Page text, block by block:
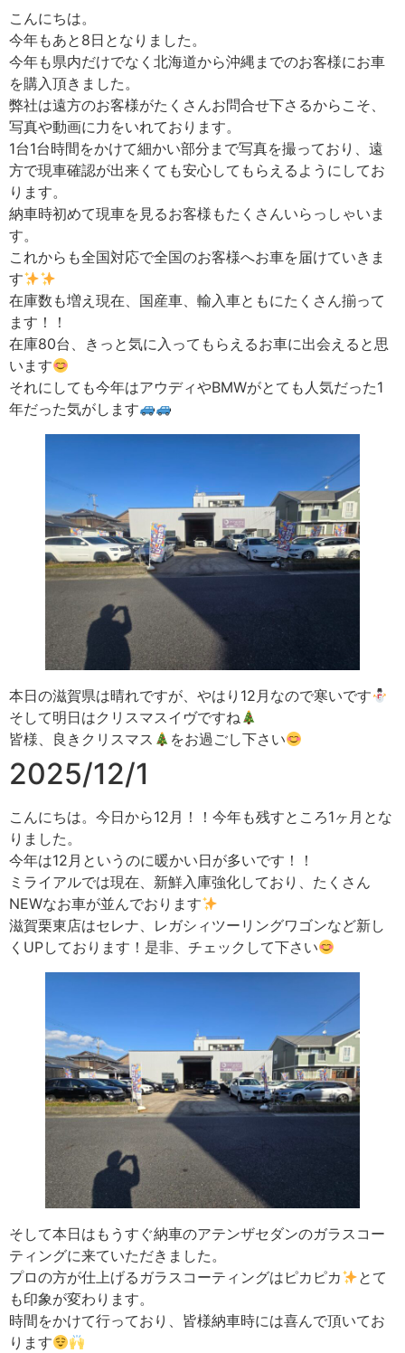
こんにちは。
今年もあと8日となりました。
今年も県内だけでなく北海道から沖縄までのお客様にお車
を購入頂きました。
弊社は遠方のお客様がたくさんお問合せ下さるからこそ、
写真や動画に力をいれております。
1台1台時間をかけて細かい部分まで写真を撮っており、遠
方で現車確認が出来くても安心してもらえるようにしてお
ります。
納車時初めて現車を見るお客様もたくさんいらっしゃいま
す。
これからも全国対応で全国のお客様へお車を届けていきま
す
在庫数も増え現在、国産車、輸入車ともにたくさん揃って
ます！！
在庫80台、きっと気に入ってもらえるお車に出会えると思
います
それにしても今年はアウディやBMWがとても人気だった1
年だった気がします
本日の滋賀県は晴れですが、やはり12月なので寒いです
そして明日はクリスマスイヴですね
皆様、良きクリスマス
をお過ごし下さい
2025/12/1
こんにちは。今日から12月！！今年も残すところ1ヶ月とな
りました。
今年は12月というのに暖かい日が多いです！！
ミライアルでは現在、新鮮入庫強化しており、たくさん
NEWなお車が並んでおります
滋賀栗東店はセレナ、レガシィツーリングワゴンなど新し
くUPしております！是非、チェックして下さい
そして本日はもうすぐ納車のアテンザセダンのガラスコー
ティングに来ていただきました。
プロの方が仕上げるガラスコーティングはピカピカ
とて
も印象が変わります。
時間をかけて行っており、皆様納車時には喜んで頂いてお
ります